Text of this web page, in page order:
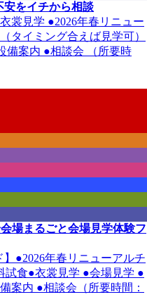
安をイチから相談
裳見学 ●2026年春リニュー
タイミング合えば見学可）
備案内 ●相談会 （所要時
場まるごと会場見学体験フ
】●2026年春リニューアルチ
試食●衣裳見学 ●会場見学 ●
案内 ●相談会（所要時間：